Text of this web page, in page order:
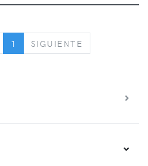
PREVIOUS
1 SIGUIENTE